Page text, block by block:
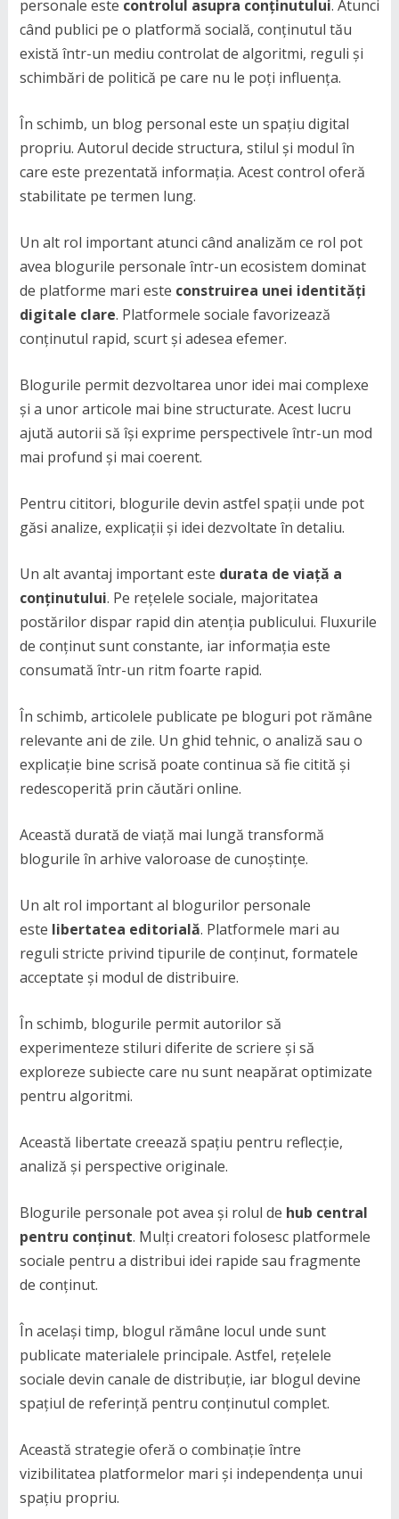
personale este controlul asupra conținutului. Atunci
când publici pe o platformă socială, conținutul tău
există într-un mediu controlat de algoritmi, reguli și
schimbări de politică pe care nu le poți influența.
În schimb, un blog personal este un spațiu digital
propriu. Autorul decide structura, stilul și modul în
care este prezentată informația. Acest control oferă
stabilitate pe termen lung.
Un alt rol important atunci când analizăm ce rol pot
avea blogurile personale într-un ecosistem dominat
de platforme mari este construirea unei identități
digitale clare. Platformele sociale favorizează
conținutul rapid, scurt și adesea efemer.
Blogurile permit dezvoltarea unor idei mai complexe
și a unor articole mai bine structurate. Acest lucru
ajută autorii să își exprime perspectivele într-un mod
mai profund și mai coerent.
Pentru cititori, blogurile devin astfel spații unde pot
găsi analize, explicații și idei dezvoltate în detaliu.
Un alt avantaj important este durata de viață a
conținutului. Pe rețelele sociale, majoritatea
postărilor dispar rapid din atenția publicului. Fluxurile
de conținut sunt constante, iar informația este
consumată într-un ritm foarte rapid.
În schimb, articolele publicate pe bloguri pot rămâne
relevante ani de zile. Un ghid tehnic, o analiză sau o
explicație bine scrisă poate continua să fie citită și
redescoperită prin căutări online.
Această durată de viață mai lungă transformă
blogurile în arhive valoroase de cunoștințe.
Un alt rol important al blogurilor personale
este libertatea editorială. Platformele mari au
reguli stricte privind tipurile de conținut, formatele
acceptate și modul de distribuire.
În schimb, blogurile permit autorilor să
experimenteze stiluri diferite de scriere și să
exploreze subiecte care nu sunt neapărat optimizate
pentru algoritmi.
Această libertate creează spațiu pentru reflecție,
analiză și perspective originale.
Blogurile personale pot avea și rolul de hub central
pentru conținut. Mulți creatori folosesc platformele
sociale pentru a distribui idei rapide sau fragmente
de conținut.
În același timp, blogul rămâne locul unde sunt
publicate materialele principale. Astfel, rețelele
sociale devin canale de distribuție, iar blogul devine
spațiul de referință pentru conținutul complet.
Această strategie oferă o combinație între
vizibilitatea platformelor mari și independența unui
spațiu propriu.